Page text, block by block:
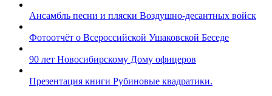
Ансамбль песни и пляски Воздушно-десантных войск
Фотоотчёт о Всероссийской Ушаковской Беседе
90 лет Новосибирскому Дому офицеров
Презентация книги Рубиновые квадратики.